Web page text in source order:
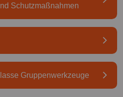
Schutzmaßnahmen
Gruppenwerkzeuge